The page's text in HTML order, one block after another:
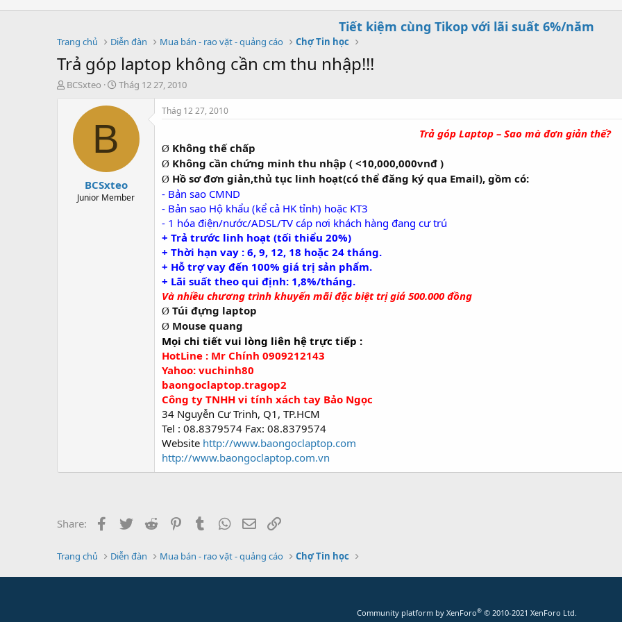
Tiết kiệm cùng Tikop với lãi suất 6%/năm
Trang chủ Diễn đàn Mua bán - rao vặt - quảng cáo Chợ Tin học
Trả góp laptop không cần cm thu nhập!!!
T
BCSxteo
S
a
t
e
Thág 12 27, 2010
B
BCSxteo
Junior Member
Thág 12 27, 2010
Trả góp Laptop – Sao mà đơn giản thế?
Ø Không thế chấp
Ø Không cần chứng minh thu nhập ( <10,000,000vnđ )
Ø Hồ sơ đơn giản,thủ tục linh hoạt(có thể đăng ký qua Email), gồm có:
- Bản sao CMND
- Bản sao Hộ khẩu (kể cả HK tỉnh) hoặc KT3
- 1 hóa điện/nước/ADSL/TV cáp nơi khách hàng đang cư trú
+ Trả trước linh hoạt (tối thiểu 20%)
+ Thời hạn vay : 6, 9, 12, 18 hoặc 24 tháng.
+ Hỗ trợ vay đến 100% giá trị sản phẩm.
+ Lãi suất theo qui định: 1,8%/tháng.
Và nhiều chương trình khuyến mãi đặc biệt trị giá 500.000 đồng
Ø Túi đựng laptop
Ø Mouse quang
Mọi chi tiết vui lòng liên hệ trực tiếp :
HotLine : Mr Chính 0909212143
Yahoo: vuchinh80
baongoclaptop.tragop2
Công ty TNHH vi tính xách tay Bảo Ngọc
34 Nguyễn Cư Trinh, Q1, TP.HCM
Tel : 08.8379574 Fax: 08.8379574
Website http://www.baongoclaptop.com
http://www.baongoclaptop.com.vn
Share: Facebook
Twitter Reddit PinterestTumblrWhatsApp
Email
Trang chủ Diễn đàn Mua bán - rao vặt - quảng cáo Chợ Tin học
Community platform by XenForo® © 2010-2021 XenForo Ltd.